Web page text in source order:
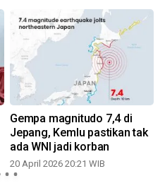
Gempa magnitudo 7,4 di
Jepang, Kemlu pastikan tak
ada WNI jadi korban
20 April 2026 20:21 WIB